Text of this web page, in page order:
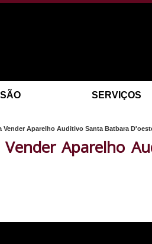
SERVIÇOS
Vender Aparelho Auditivo Santa Batbara
Aparelho